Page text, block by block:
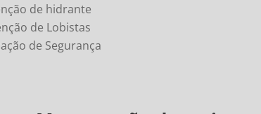
de hidrante
de Lobistas
de Segurança